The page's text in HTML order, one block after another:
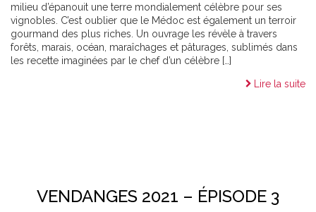
milieu d’épanouit une terre mondialement célèbre pour ses
vignobles. C’est oublier que le Médoc est également un terroir
gourmand des plus riches. Un ouvrage les révèle à travers
forêts, marais, océan, maraîchages et pâturages, sublimés dans
les recette imaginées par le chef d’un célèbre […]
Lire la suite
VENDANGES 2021 – ÉPISODE 3